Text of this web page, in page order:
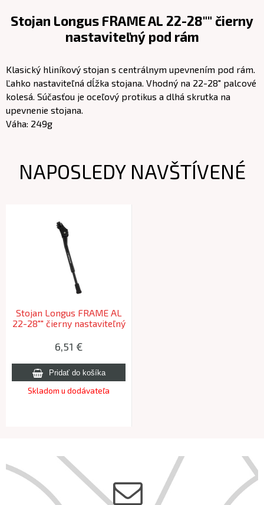
Stojan Longus FRAME AL 22-28"" čierny
nastaviteľný pod rám
Klasický hliníkový stojan s centrálnym upevnením pod rám.
Ľahko nastaviteľná dĺžka stojana. Vhodný na 22-28" palcové
kolesá. Súčasťou je oceľový protikus a dlhá skrutka na
upevnenie stojana.
Váha: 249g
NAPOSLEDY NAVŠTÍVENÉ
Stojan Longus FRAME AL
22-28"" čierny nastaviteľný
6,51 €
Skladom u dodávateľa